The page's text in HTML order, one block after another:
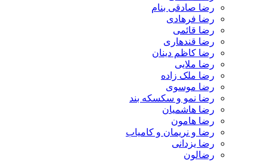
رضا صادقی بنام
رضا فرهادی
رضا قائمی
رضا قندهاری
رضا کاظم دینان
رضا ملایی
رضا ملک زاده
رضا موسوی
رضا نمو و سکسکه بند
رضا هاشمیان
رضا هامون
رضا و نریمان و کامیاب
رضا یزدانی
رضالون